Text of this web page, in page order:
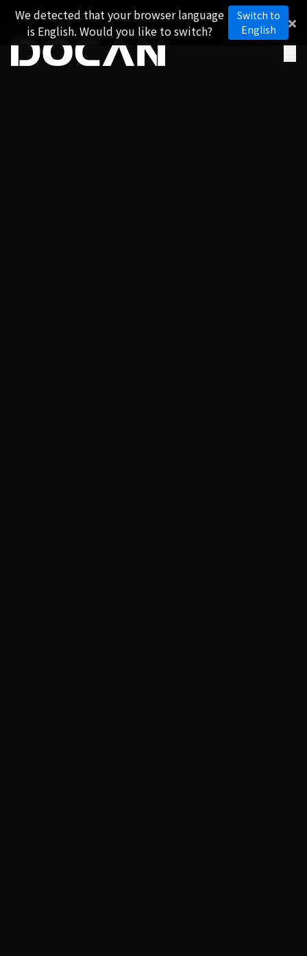
We detected that your browser language
is English. Would you like to switch?
Switch to
English